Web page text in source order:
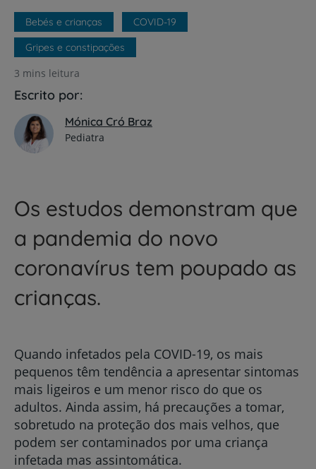
Bebés e crianças
COVID-19
Gripes e constipações
3 mins leitura
Escrito por:
Mónica Cró Braz
Pediatra
Os estudos demonstram que
a pandemia do novo
coronavírus tem poupado as
crianças.
Quando infetados pela COVID-19, os mais
pequenos têm tendência a apresentar sintomas
mais ligeiros e um menor risco do que os
adultos. Ainda assim, há precauções a tomar,
sobretudo na proteção dos mais velhos, que
podem ser contaminados por uma criança
infetada mas assintomática.